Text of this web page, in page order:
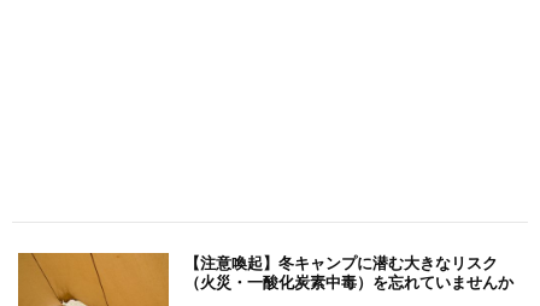
【注意喚起】冬キャンプに潜む大きなリスク
（火災・一酸化炭素中毒）を忘れていませんか